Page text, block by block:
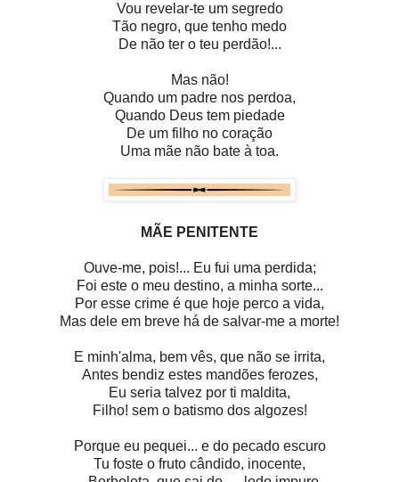
Vou revelar-te um segredo
Tão negro, que tenho medo
De não ter o teu perdão!...
Mas não!
Quando um padre nos perdoa,
Quando Deus tem piedade
De um filho no coração
Uma mãe não bate à toa.
MÃE PENITENTE
Ouve-me, pois!... Eu fui uma perdida;
Foi este o meu destino, a minha sorte...
Por esse crime é que hoje perco a vida,
Mas dele em breve há de salvar-me a morte!
E minh'alma, bem vês, que não se irrita,
Antes bendiz estes mandões ferozes,
Eu seria talvez por ti maldita,
Filho! sem o batismo dos algozes!
Porque eu pequei... e do pecado escuro
Tu foste o fruto cândido, inocente,